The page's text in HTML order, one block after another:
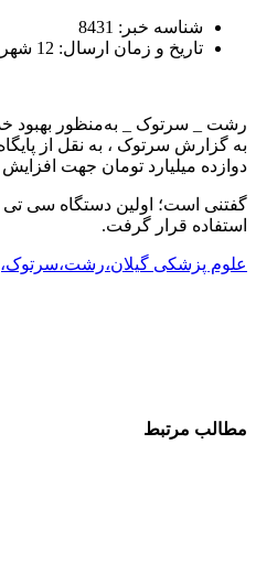
شناسه خبر: 8431
تاریخ و زمان ارسال: 12 شهریور 1403 ساعت 20:10
رشت _ سرتوک _ به‌منظور بهبود خدمت رسانی به
دوازده میلیارد تومان جهت
استفاده قرار گرفت.
علوم پزشکی
مطالب مرتبط